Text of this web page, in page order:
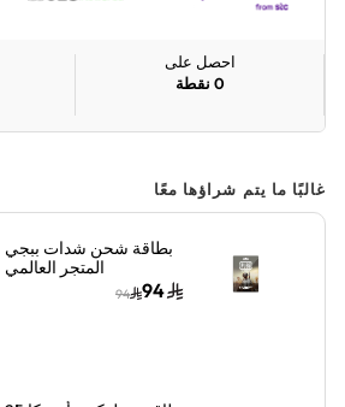
احصل على
0 نقطة
غالبًا ما يتم شراؤها معًا
بطاقة شحن شدات ببجي
المتجر العالمي
الكود الرقمي بالبريد
94
94